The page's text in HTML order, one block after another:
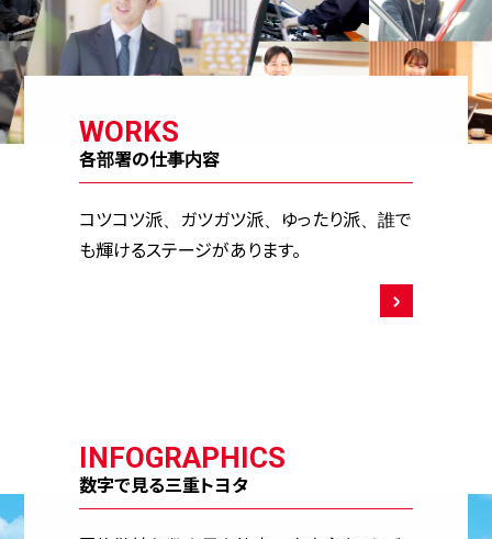
WORKS
各部署の仕事内容
コツコツ派、ガツガツ派、ゆったり派、誰で
も輝けるステージがあります。
INFOGRAPHICS
数字で見る三重トヨタ